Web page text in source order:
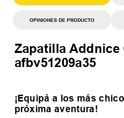
OPINIONES DE PRODUCTO
Zapatilla Addnice
afbv51209a35
¡Equipá a los más
próxima aventura!